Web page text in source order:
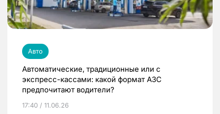
Авто
Автоматические, традиционные или с
экспресс-кассами: какой формат АЗС
предпочитают водители?
17:40 / 11.06.26